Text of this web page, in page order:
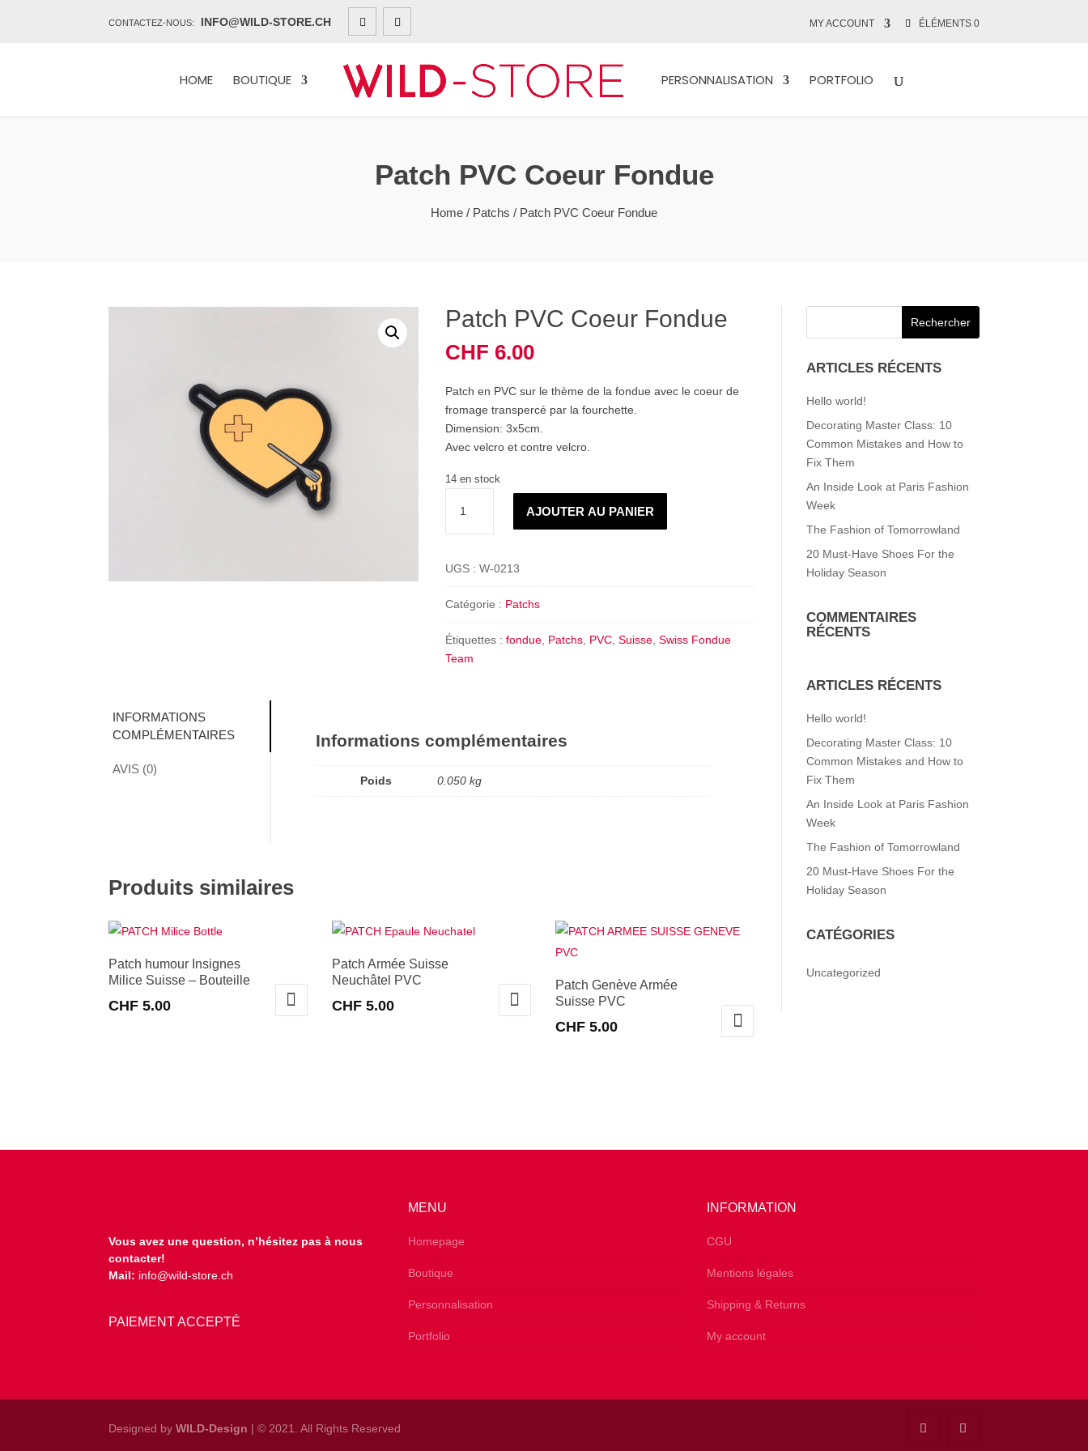
CONTACTEZ-NOUS: INFO@WILD-STORE.CH MY ACCOUNT ÉLÉMENTS 0
HOME BOUTIQUE PERSONNALISATION PORTFOLIO
Patch PVC Coeur Fondue
Home / Patchs / Patch PVC Coeur Fondue
Patch PVC Coeur Fondue
CHF 6.00
Patch en PVC sur le thème de la fondue avec le coeur de
fromage transpercé par la fourchette.
Dimension: 3x5cm.
Avec velcro et contre velcro.
14 en stock
Patch
Coeur
AJOUTER AU PANIER
UGS : W-0213
Catégorie : Patchs
Étiquettes : fondue, Patchs, PVC, Suisse, Swiss Fondue
Team
INFORMATIONS
COMPLÉMENTAIRES
AVIS (0)
Informations complémentaires
Poids 0.050 kg
Produits similaires
Patch humour Insignes
Milice Suisse – Bouteille
CHF 5.00
Patch Armée Suisse
Neuchâtel PVC
CHF 5.00
Patch Genève Armée
Suisse PVC
CHF 5.00
ARTICLES RÉCENTS
Hello world!
Decorating Master Class: 10
Common Mistakes and How to
Fix Them
An Inside Look at Paris Fashion
Week
The Fashion of Tomorrowland
20 Must-Have Shoes For the
Holiday Season
COMMENTAIRES
RÉCENTS
ARTICLES RÉCENTS
Hello world!
Decorating Master Class: 10
Common Mistakes and How to
Fix Them
An Inside Look at Paris Fashion
Week
The Fashion of Tomorrowland
20 Must-Have Shoes For the
Holiday Season
CATÉGORIES
Uncategorized
Vous avez une question, n’hésitez pas à nous
contacter!
Mail: info@wild-store.ch
PAIEMENT ACCEPTÉ
MENU
Homepage
Boutique
Personnalisation
Portfolio
INFORMATION
CGU
Mentions légales
Shipping & Returns
My account
Designed byWILD-Design | © 2021. All Rights Reserved